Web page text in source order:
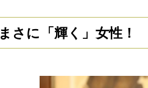
まさに「輝く」女性